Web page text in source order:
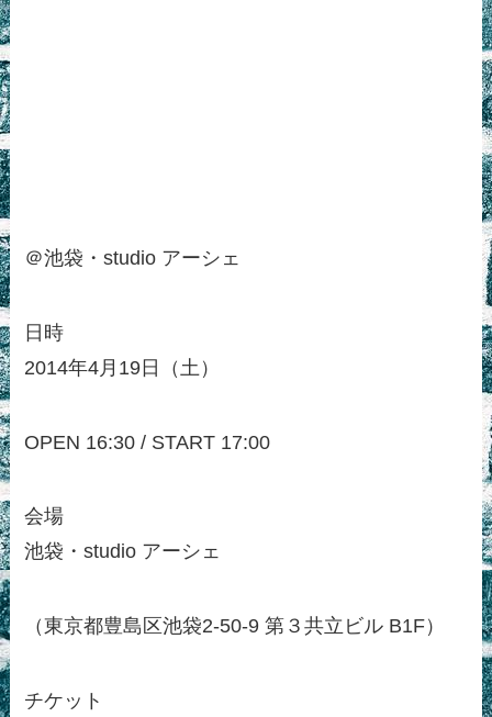
＠池袋・studio アーシェ
日時
2014年4月19日（土）
OPEN 16:30 / START 17:00
会場
池袋・studio アーシェ
（東京都豊島区池袋2-50-9 第３共立ビル B1F）
チケット